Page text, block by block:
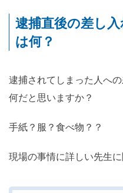
逮捕直後の差し
は何？
逮捕されてしまった人へ
何だと思いますか？
手紙？服？食べ物？？
現場の事情に詳しい先生に